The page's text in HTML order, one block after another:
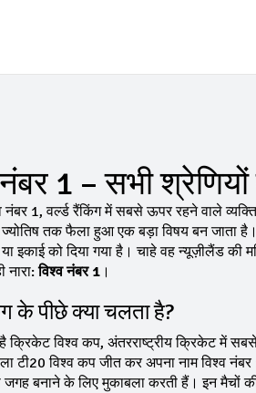
1 – सभी श्रेणियों
नंबर 1,वर्ल्ड रैंकिंग में सबसे ऊपर रहने वाले
तक फैला हुआ एक बड़ा विषय बन जाता है।
इकाई को दिया गया है। चाहे वह न्यूज़ीलैंड की
नारा:विश्व नंबर 1 ।
के पीछे क्या चलता है?
क्रिकेट विश्व कप, अंतरराष्ट्रीय क्रिकेट में सबसे
टी20 विश्व कप जीत कर अपना नाम विश्व
जगह बनाने के लिए मुकाबला करती हैं। इन मैचों